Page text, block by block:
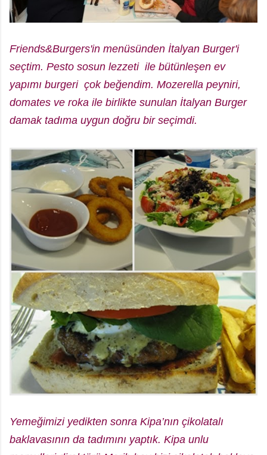
Friends&Burgers'in menüsünden İtalyan Burger'i
seçtim. Pesto sosun lezzeti ile bütünleşen ev
yapımı burgeri çok beğendim. Mozerella peyniri,
domates ve roka ile birlikte sunulan İtalyan Burger
damak tadıma uygun doğru bir seçimdi.
Yemeğimizi yedikten sonra Kipa’nın çikolatalı
baklavasının da tadımını yaptık. Kipa unlu